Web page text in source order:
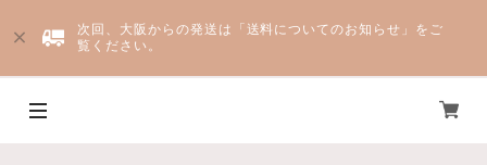
次回、大阪からの発送は「送料についてのお知らせ」をご
覧ください。